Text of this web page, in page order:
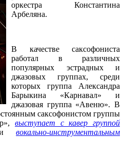
оркестра Константина
Арбеляна.
В качестве саксофониста
работал в различных
популярных эстрадных и
джазовых группах, среди
которых группа Александра
Барыкина «Карнавал» и
джазовая группа «Авеню». В
саксофонистом группы
выступает с кавер группой
вокально-инструментальным